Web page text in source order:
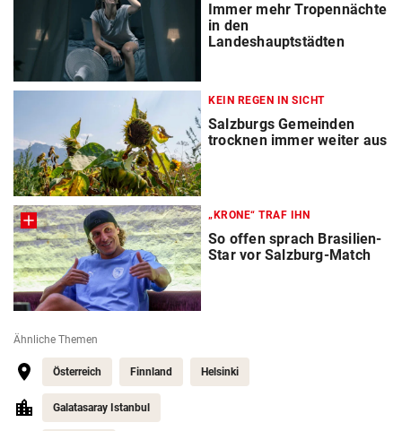
Immer mehr Tropennächte
in den
Landeshauptstädten
KEIN REGEN IN SICHT
Salzburgs Gemeinden
trocknen immer weiter aus
„KRONE“ TRAF IHN
So offen sprach Brasilien-
Star vor Salzburg-Match
Ähnliche Themen
Österreich Finnland Helsinki
Galatasaray Istanbul